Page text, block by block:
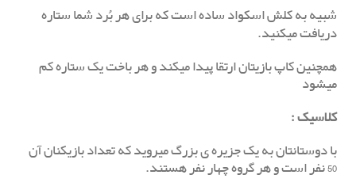
شبیه به کلش اسکواد ساده است که برای هر بُرد شما ستاره
دریافت میکنید.
همچنین کاپ بازیتان ارتقا پیدا میکند و هر باخت یک ستاره کم
میشود
کلاسیک:
با دوستانتان به یک جزیره ی بزرگ میروید که تعداد بازیکنان آن
50 نفر است و هر گروه چهار نفر هستند.